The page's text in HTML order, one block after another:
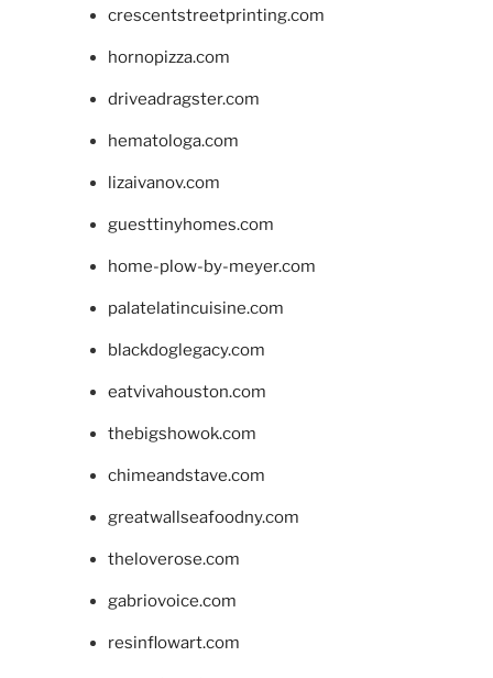
crescentstreetprinting.com
hornopizza.com
driveadragster.com
hematologa.com
lizaivanov.com
guesttinyhomes.com
home-plow-by-meyer.com
palatelatincuisine.com
blackdoglegacy.com
eatvivahouston.com
thebigshowok.com
chimeandstave.com
greatwallseafoodny.com
theloverose.com
gabriovoice.com
resinflowart.com